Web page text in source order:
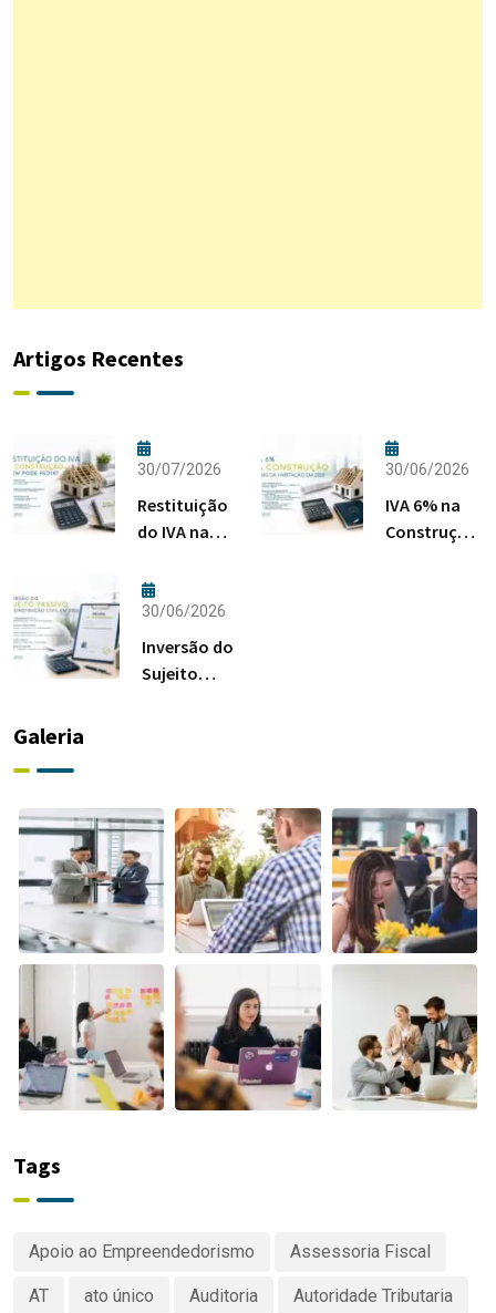
Artigos Recentes
30/07/2026
Restituição
do IVA na
Quem Pode
Pedir?
30/06/2026
IVA 6% na
Construção:
30/06/2026
Inversão do
Sujeito
Galeria
Tags
Apoio ao Empreendedorismo Assessoria Fiscal
AT ato único Auditoria Autoridade Tributaria